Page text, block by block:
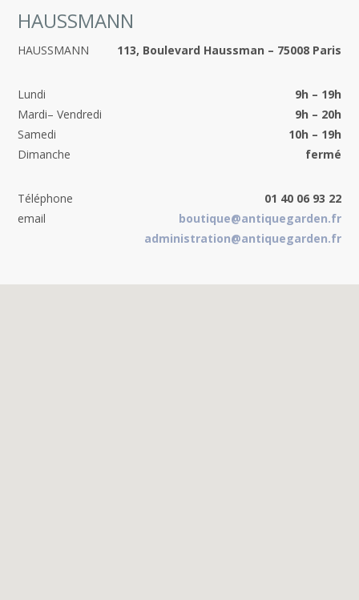
HAUSSMANN
HAUSSMANN 113, Boulevard Haussman – 75008 Paris
Lundi
9h – 19h
Mardi– Vendredi
9h – 20h
Samedi
10h – 19h
Dimanche
fermé
Téléphone
01 40 06 93 22
email
boutique@antiquegarden.fr
administration@antiquegarden.fr